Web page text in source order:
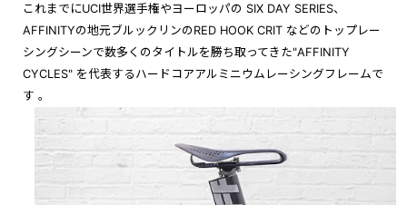
これまでにUCI世界選手権やヨーロッパの SIX DAY SERIES、
AFFINITYの地元ブルックリンのRED HOOK CRIT などのトップレー
シングシーンで数多くのタイトルを勝ち取ってき た"AFFINITY
CYCLES" を代表するハードコアアルミニウムレーシングフレームで
す 。